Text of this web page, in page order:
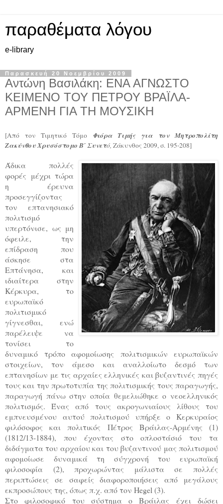
παραθέματα λόγου
e-library
Παρασκευή 20 Νοεμβρίου 2009
Αντώνη Βασιλάκη: ΕΝΑ ΑΓΝΩΣΤΟ
ΚΕΙΜΕΝΟ ΤΟΥ ΠΕΤΡΟΥ ΒΡΑΪΛΑ-
ΑΡΜΕΝΗ ΓΙΑ ΤΗ ΜΟΥΣΙΚΗ
[Από τον Τιμητικό Τόμο
Φιόρα Τιμής για τον Μητροπολίτη
Ζακύνθου Χρυσόστομο Β΄ Συνετό, Ζάκυνθος 2009, σ. 195-208]
Άδικα πολλές
φορές μέχρι τώρα
η έρευνα
προσεγγίζοντας
τον επτανησιακό
πολιτισμό
υπερτόνισε, ως μη
όφειλε, την
επίδραση που
άσκησε στα
Επτάνησα, και
ιδιαίτερα στην
Κέρκυρα, το
ευρωπαϊκό
πολιτισμικό
γίγνεσθαι, ενώ
παρέλειψε να
τονίσει το
δυναμικό τρόπο αφομοίωσης πολιτισμικών ευρωπαϊκών
στοιχείων, τον άμεσο και αναλλοίωτο δεσμό των
επτανησίων με τις αρχαίες ελληνικές και βυζαντινές πηγές
τους και την πρωτοτυπία της πολιτισμικής τους παραγωγής,
παραγωγή πάνω στην οποία θεμελιώθηκε ο νεοελληνικός
πολιτισμός. Ένας από τους ακρογωνιαίους λίθους του
εμπνευσμένου αυτού πολιτισμού υπήρξε ο Κερκυραίος
φιλόσοφος και πολιτικός Πέτρος Βράιλας-Αρμένης (1)
(1812/13-1884), που έχοντας στο οπλοστάσιό του τα
διδάγματα του αρχαίου και του βυζαντινού μας πολιτισμού
αφομοίωσε δυναμικά τη σύγχρονή του ευρωπαϊκή
φιλοσοφία (2), προχωρώντας μάλιστα σε πολλές
περιπτώσεις σε σαφείς διαφοροποιήσεις από μεγάλους
εκπροσώπους της, όπως π.χ. από τον Hegel (3).
Στο φιλοσοφικό του σύστημα ο Βράιλας έχει δώσει